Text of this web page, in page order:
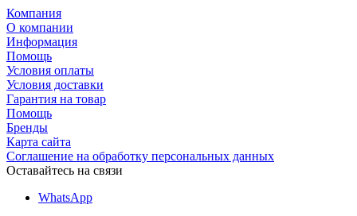
Компания
О компании
Информация
Помощь
Условия оплаты
Условия доставки
Гарантия на товар
Помощь
Бренды
Карта сайта
Соглашение на обработку персональных данных
Оставайтесь на связи
WhatsApp